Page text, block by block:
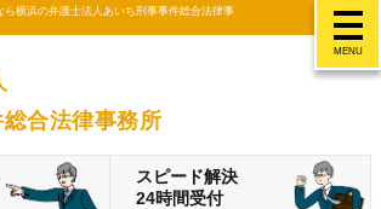
MENU
横浜の弁護士法人あいち刑事事件総合法律事
合法律事務所
スピード解決
24時間受付